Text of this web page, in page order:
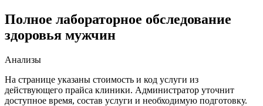
Полное лабораторное обследование
здоровья мужчин
Анализы
На странице указаны стоимость и код услуги из
действующего прайса клиники. Администратор уточнит
доступное время, состав услуги и необходимую подготовку.